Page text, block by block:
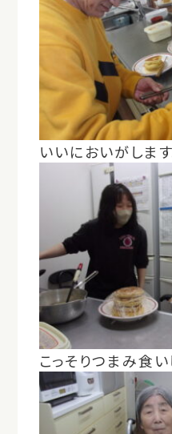
いいにおいがします
こっそりつまみ食い